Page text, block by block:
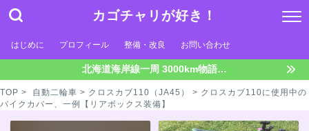
カゴチャリが好き！
はじめに プロフィール 整備・改良 お問い合わせ
北海道海岸線一周 3000km物語…
TOP > 自動二輪車 > クロスカブ110（JA45）
> クロスカブ110に使用中の
バイクカバー、一例【リアボックス装備】